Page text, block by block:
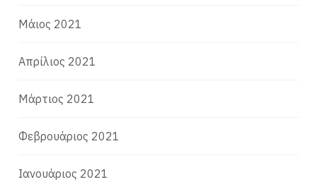
Μάιος 2021
Απρίλιος 2021
Μάρτιος 2021
Φεβρουάριος 2021
Ιανουάριος 2021